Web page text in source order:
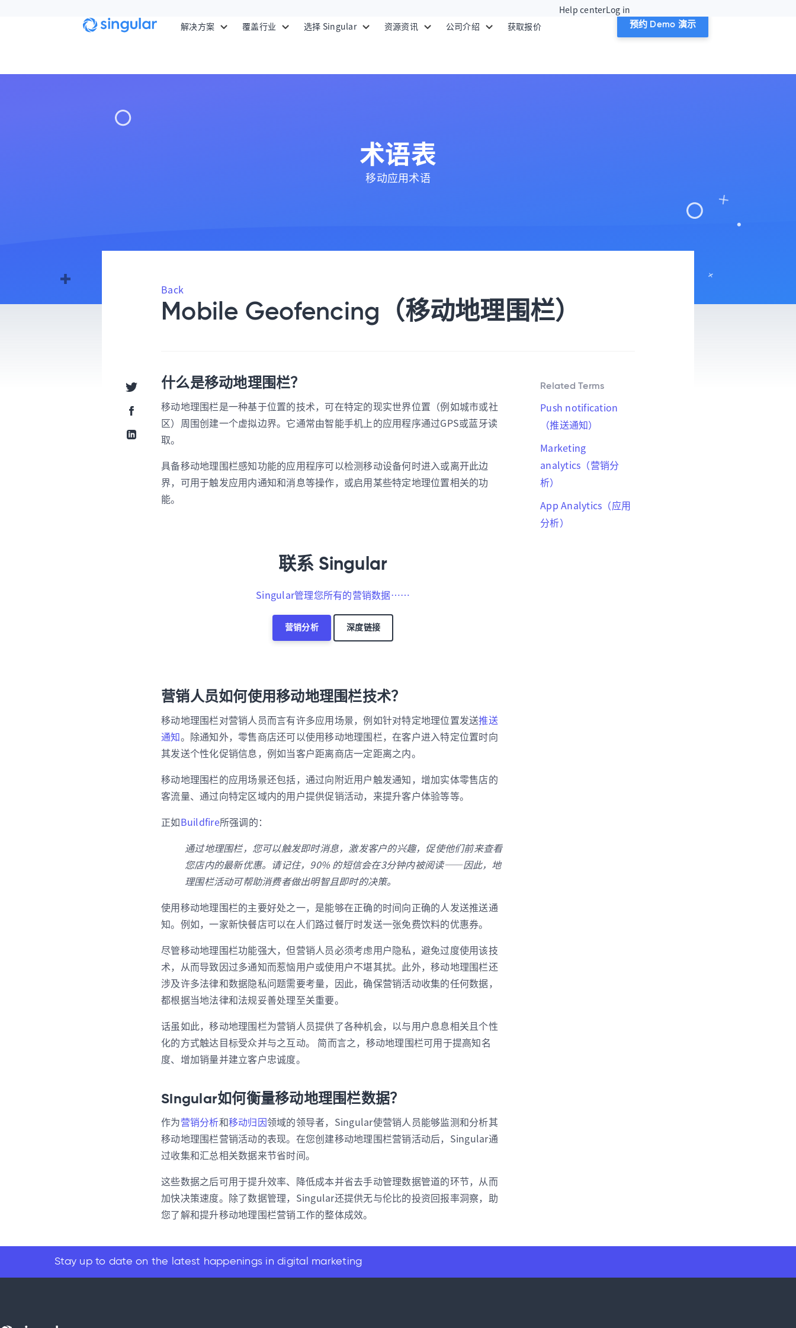
Help centerLog in
解决方案
覆盖行业 选择 Singular 资源资讯 公司介绍 获取报价 预约 Demo 演示
术语表
移动应用术语
Back
Mobile Geofencing（移动地理围栏）
Share via Twitter
Share via Facebook
Share via Linkedin
什么是移动地理围栏？
移动地理围栏是一种基于位置的技术，可在特定的现实世界位置（例如城市或社
区）周围创建一个虚拟边界。它通常由智能手机上的应用程序通过GPS或蓝牙读
取。
具备移动地理围栏感知功能的应用程序可以检测移动设备何时进入或离开此边
界，可用于触发应用内通知和消息等操作，或启用某些特定地理位置相关的功
能。
联系 Singular
Singular管理您所有的营销数据……
营销分析 深度链接
营销人员如何使用移动地理围栏技术？
移动地理围栏对营销人员而言有许多应用场景，例如针对特定地理位置发送推送
通知。 除通知外，零售商店还可以使用移动地理围栏，在客户进入特定位置时向
其发送个性化促销信息，例如当客户距离商店一定距离之内。
移动地理围栏的应用场景还包括，通过向附近用户触发通知，增加实体零售店的
客流量、通过向特定区域内的用户提供促销活动，来提升客户体验等等。
正如Buildfire所强调的：
通过地理围栏，您可以触发即时消息，激发客户的兴趣，促使他们前来查看
您店内的最新优惠。请记住，90% 的短信会在3分钟内被阅读——因此，地
理围栏活动可帮助消费者做出明智且即时的决策。
使用移动地理围栏的主要好处之一，是能够在正确的时间向正确的人发送推送通
知。例如，一家新快餐店可以在人们路过餐厅时发送一张免费饮料的优惠券。
尽管移动地理围栏功能强大，但营销人员必须考虑用户隐私，避免过度使用该技
术，从而导致因过多通知而惹恼用户或使用户不堪其扰。此外，移动地理围栏还
涉及许多法律和数据隐私问题需要考量，因此，确保营销活动收集的任何数据，
都根据当地法律和法规妥善处理至关重要。
话虽如此，移动地理围栏为营销人员提供了各种机会，以与用户息息相关且个性
化的方式触达目标受众并与之互动。 简而言之，移动地理围栏可用于提高知名
度、增加销量并建立客户忠诚度。
Singular如何衡量移动地理围栏数据？
作为营销分析和移动归因领域的领导者， Singular使营销人员能够监测和分析其
移动地理围栏营销活动的表现。在您创建移动地理围栏营销活动后，Singular通
过收集和汇总相关数据来节省时间。
这些数据之后可用于提升效率、降低成本并省去手动管理数据管道的环节，从而
加快决策速度。除了数据管理，Singular还提供无与伦比的投资回报率洞察，助
您了解和提升移动地理围栏营销工作的整体成效。
Related Terms
Push notification
（推送通知）
Marketing
analytics（营销分
析）
App Analytics（应用
分析）
Stay up to date on the latest happenings in digital marketing